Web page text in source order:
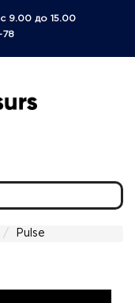
9.00 до 15.00
78
Pulse